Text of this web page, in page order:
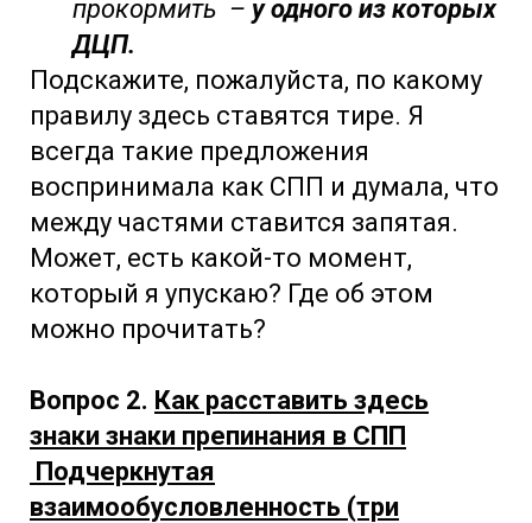
прокормить – у одного из которых
ДЦП.
Подскажите, пожалуйста, по какому
правилу здесь ставятся тире. Я
всегда такие предложения
воспринимала как СПП и думала, что
между частями ставится запятая.
Может, есть какой-то момент,
который я упускаю? Где об этом
можно прочитать?
Вопрос 2. Как расставить здесь
знаки знаки препинания в СПП
Подчеркнутая
взаимообусловленность (три